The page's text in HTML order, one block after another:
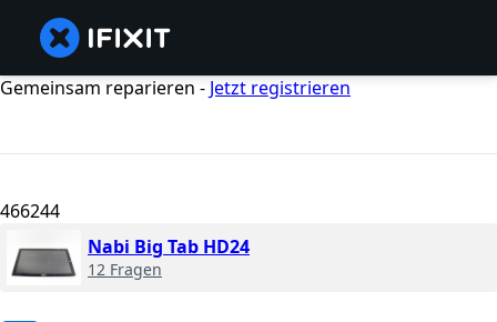
Gemeinsam reparieren - Jetzt registrieren
466244
Nabi Big Tab HD24
12 Fragen